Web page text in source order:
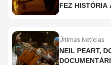
FEZ HISTÓRIA
Últimas Notícias
NEIL PEART,